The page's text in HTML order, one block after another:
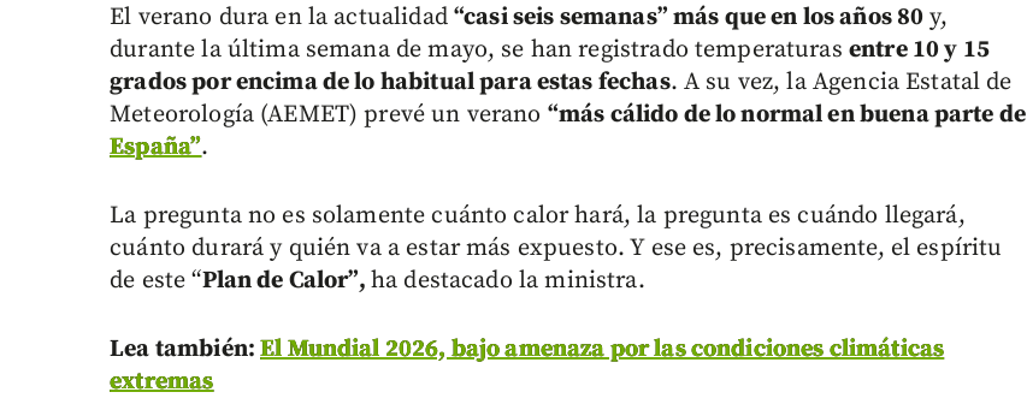
El verano dura en la actualidad “casi seis semanas” más que en los años 80 y,
durante la última semana de mayo, se han registrado temperaturas entre 10 y 15
grados por encima de lo habitual para estas fechas. A su vez, la Agencia Estatal de
Meteorología (AEMET) prevé un verano “más cálido de lo normal en buena parte de
España”.
La pregunta no es solamente cuánto calor hará, la pregunta es cuándo llegará,
cuánto durará y quién va a estar más expuesto. Y ese es, precisamente, el espíritu
de este “Plan de Calor”, ha destacado la ministra.
Lea también:El Mundial 2026, bajo amenaza por las condiciones climáticas
extremas